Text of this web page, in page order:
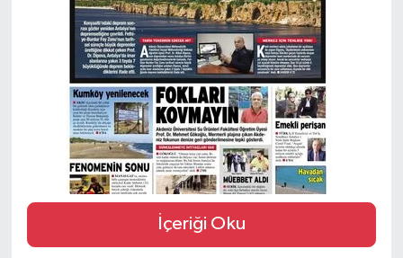
İçeriği Oku
Eğitim
Sağlık
Magazin
Turizm